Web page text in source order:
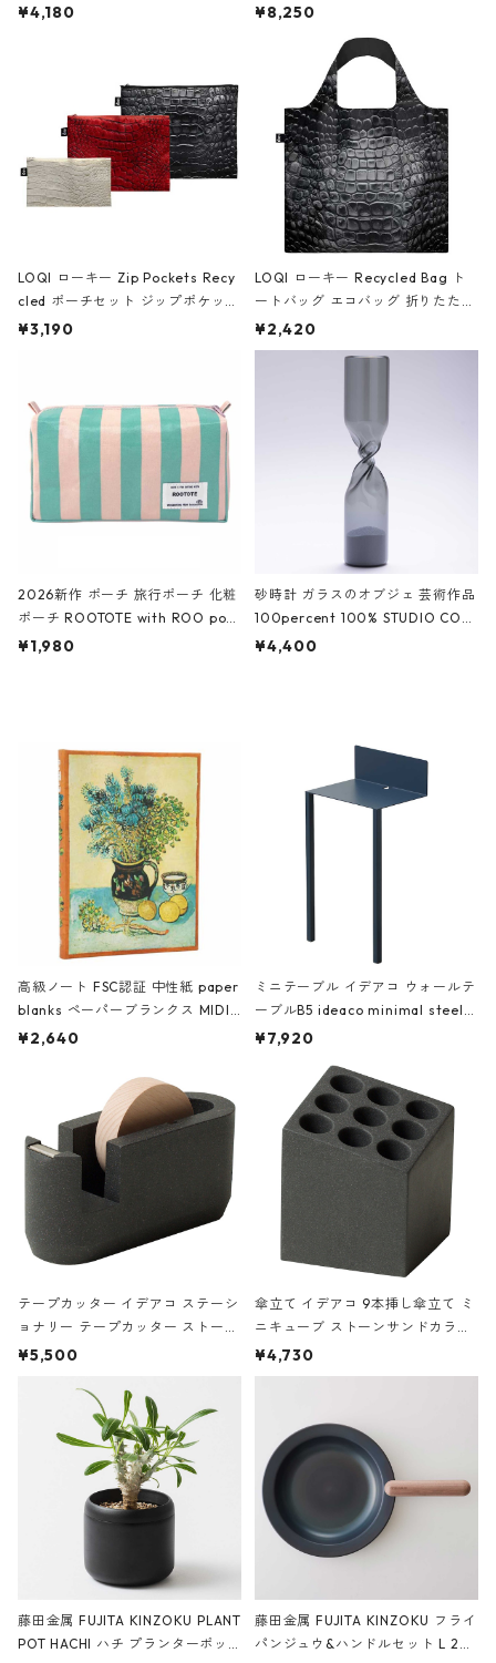
ミエ-B ショルダーバッグ グロスピ
¥4,180
ボストンバッグ ショルダーバッグ
Black ジャン=ミッシェル・バスキ
ア/クラウン ブラック
¥8,250
LOQI ローキー Zip Pockets Recy
cled ポーチセット ジップポケット
ファスナーポーチ 撥水加工 トラベ
ーガンディー、オフホワイト
¥3,190
LOQI ローキー Recycled Bag ト
ートバッグ エコバッグ 折りたたみ
大きめ 撥水加工 収納ポーチ CRO
CODILE/Black クロコダイル/ブラ
¥2,420
2026新作 ポーチ 旅行ポーチ 化粧
ポーチ ROOTOTE with ROO pou
ch 3532 ルートート WR.ポーチ.ラ
¥1,980
砂時計 ガラスのオブジェ 芸術作品
100percent 100% STUDIO COH
AKU Timeless 100パーセント ス
¥4,400
高級ノート FSC認証 中性紙 paper
blanks ペーパーブランクス MIDI
ハードカバー 罫線 ヴァン・ゴッホ
¥2,640
ミニテーブル イデアコ ウォールテ
ーブルB5 ideaco minimal steel f
urniture WALL Table B5 ネイビー
¥7,920
テープカッター イデアコ ステーシ
ョナリー テープカッター ストーン
サンドカラー 石調 ideaco Station
¥5,500
傘立て イデアコ 9本挿し傘立て ミ
ニキューブ ストーンサンドカラー
石調 ideaco Umbrella Stand CUB
E ストーンサンドブラック
¥4,730
藤田金属 FUJITA KINZOKU PLANT
POT HACHI ハチ プランターポッ
藤田金属 FUJITA KINZOKU フライ
パンジュウ&ハンドルセット L 24c